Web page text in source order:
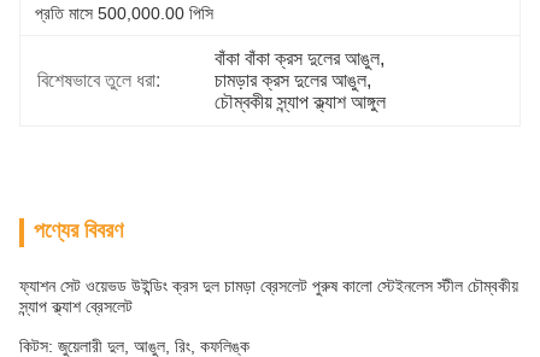
প্রতি মাসে 500,000.00 পিসি
বিশেষভাবে তুলে ধরা:
বাঁকা বাঁকা ক্রস দুলের আঙুল,
চামড়ার ক্রস দুলের আঙুল,
চৌম্বকীয় স্ন্যাপ ক্ল্যাশ আঙ্গুল
পণ্যের বিবরণ
ফ্যাশন সেট ওয়েভড উইন্ডিং ক্রস দুল চামড়া ব্রেসলেট পুরুষ কালো স্টেইনলেস স্টীল চৌম্বকীয়
স্ন্যাপ ক্ল্যাশ ব্রেসলেট
কিটস: জুয়েলারী দুল, আঙুল, রিং, কফলিঙ্ক